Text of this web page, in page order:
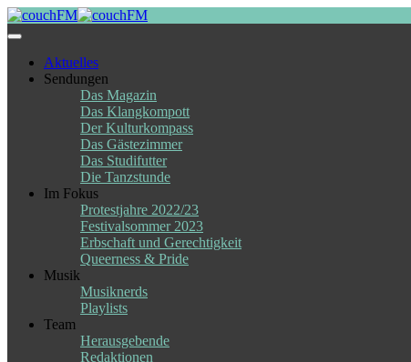
Skip
to
Aktuelles
Sendungen
Das Magazin
Das Klangkompott
Der Kulturkompass
Das Gästezimmer
Das Studifutter
Die Tanzstunde
Im Fokus
Protestjahre 2022/23
Festivalsommer 2023
Erbschaft und Gerechtigkeit
Queerness & Pride
Musik
Musiknerds
Playlists
Team
Herausgebende
Redaktionen